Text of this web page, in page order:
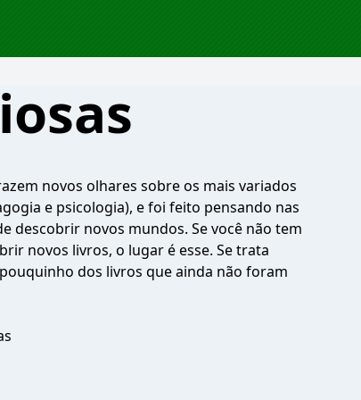
novos olhares sobre os mais variados
e psicologia), e foi feito pensando nas
descobrir novos mundos. Se você não tem
novos livros, o lugar é esse. Se trata
dos livros que ainda não foram